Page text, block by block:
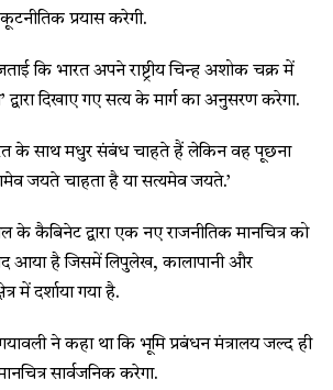
प्रयास करेगी.
कि भारत अपने राष्ट्रीय चिन्ह अशोक चक्र में
दिखाए गए सत्य के मार्ग का अनुसरण करेगा.
के साथ मधुर संबंध चाहते हैं लेकिन वह पूछना
जयते चाहता है या सत्यमेव जयते.’
कैबिनेट द्वारा एक नए राजनीतिक मानचित्र को
आया है जिसमें लिपुलेख, कालापानी और
में दर्शाया गया है.
गयावली ने कहा था कि भूमि प्रबंधन मंत्रालय जल्द ही
सार्वजनिक करेगा.